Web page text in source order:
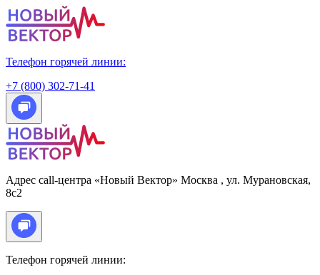
Телефон горячей линии:
+7 (800) 302-71-41
Адрес call-центра «Новый Вектор» Москва , ул. Мурановская,
8с2
Телефон горячей линии: